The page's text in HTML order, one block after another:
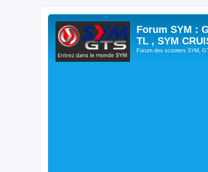
Forum SYM :
TL , SYM
Forum des scooters SYM,